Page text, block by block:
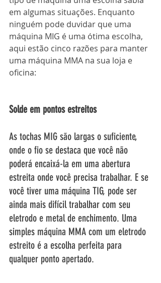
em algumas situações. Enquanto
ninguém pode duvidar que uma
máquina MIG é uma ótima escolha,
aqui estão cinco razões para manter
uma máquina MMA na sua loja e
oficina:
Solde em pontos estreitos
As tochas MIG são largas o suficiente,
onde o fio se destaca que você não
poderá encaixá-la em uma abertura
estreita onde você precisa trabalhar. E se
você tiver uma máquina TIG, pode ser
ainda mais difícil trabalhar com seu
eletrodo e metal de enchimento. Uma
simples máquina MMA com um eletrodo
estreito é a escolha perfeita para
qualquer ponto apertado.